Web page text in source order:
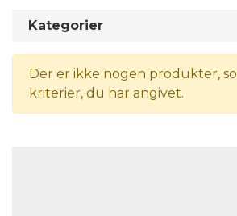
Kategorier
Der er ikke nogen produkter,
kriterier, du har angivet.